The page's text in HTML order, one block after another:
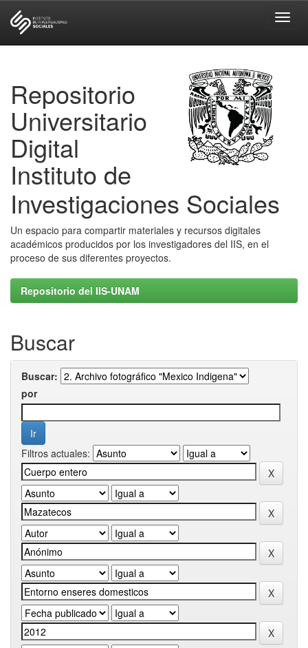
Repositorio
Universitario
Digital
Instituto de
Investigaciones Sociales
Un espacio para compartir materiales y recursos digitales
académicos producidos por los investigadores del IIS, en el
proceso de sus diferentes proyectos.
Repositorio del IIS-UNAM
Buscar
Buscar:
por
Filtros actuales: